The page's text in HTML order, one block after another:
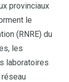
provinciaux
le
(RNRE) du
les
laboratoires